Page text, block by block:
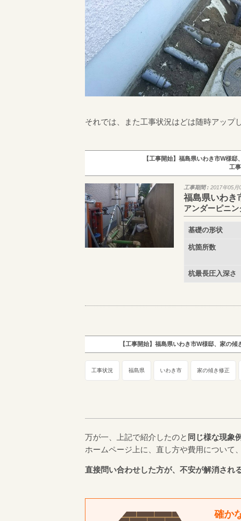
それでは、また工事状況はどは随時アップ
【工事開始】福島県いわき市W様
工
工事期間 : 2017年05月
福島県いわき
アンダーピニ
基礎の形状
杭箇所数
杭最長圧入深さ
【工事開始】福島県いわき市W様邸、家の
工事状況 福島県 いわき市 家の傾き修正
万が一、上記で紹介したのと 同じ様な現象
ホームページ上に、直し方や費用について
直接問い合わせした方が、不安が解消され
確か